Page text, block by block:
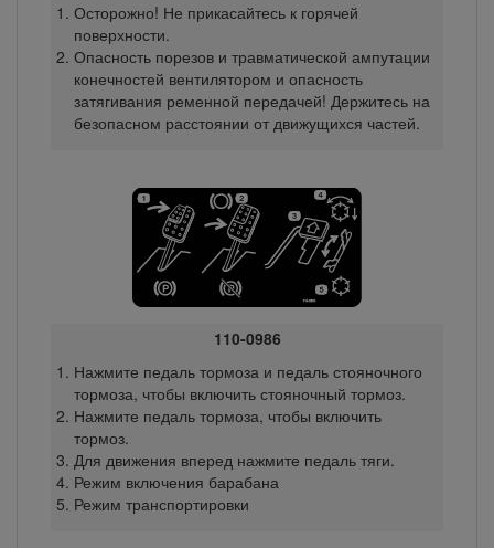
Осторожно! Не прикасайтесь к горячей
поверхности.
Опасность порезов и травматической ампутации
конечностей вентилятором и опасность
затягивания ременной передачей! Держитесь на
безопасном расстоянии от движущихся частей.
110-0986
Нажмите педаль тормоза и педаль стояночного
тормоза, чтобы включить стояночный тормоз.
Нажмите педаль тормоза, чтобы включить
тормоз.
Для движения вперед нажмите педаль тяги.
Режим включения барабана
Режим транспортировки